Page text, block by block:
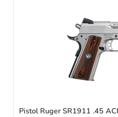
Pistol Ruger SR1911 .45